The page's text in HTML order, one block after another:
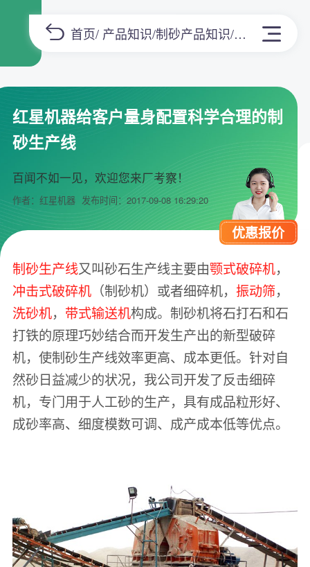
首页/ 产品知识/制砂产品知识/正文
红星机器给客户量身配置科学合理的制
砂生产线
百闻不如一见，欢迎您来厂考察！
作者：红星机器 发布时间：2017-09-08 16:29:20
优惠报价
制砂生产线又叫砂石生产线主要由颚式破碎机，
冲击式破碎机（制砂机）或者细碎机， 振动筛，
洗砂机， 带式输送机构成。制砂机将石打石和石
打铁的原理巧妙结合而开发生产出的新型破碎
机，使制砂生产线效率更高、成本更低。针对自
然砂日益减少的状况，我公司开发了反击细碎
机，专门用于人工砂的生产，具有成品粒形好、
成砂率高、细度模数可调、成产成本低等优点。